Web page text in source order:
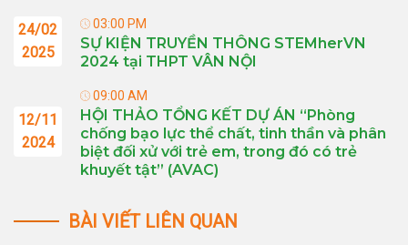
24/02
2025
03:00 PM
SỰ KIỆN TRUYỀN THÔNG STEMherVN
2024 tại THPT VÂN NỘI
12/11
2024
09:00 AM
HỘI THẢO TỔNG KẾT DỰ ÁN “Phòng
chống bạo lực thể chất, tinh thần và phân
biệt đối xử với trẻ em, trong đó có trẻ
khuyết tật” (AVAC)
BÀI VIẾT LIÊN QUAN